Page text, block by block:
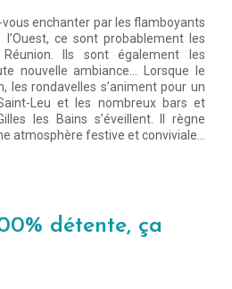
vous enchanter par les flamboyants
ce sont probablement les
Ils sont également les
nouvelle ambiance… Lorsque le
les rondavelles s’animent pour un
Leu et les nombreux bars et
les Bains s’éveillent. Il règne
atmosphère festive et conviviale…
détente, ça